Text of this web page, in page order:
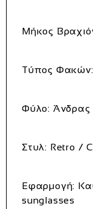
Μήκος
Τύπος Φακών:
Φύλο: Άνδρας
Στυλ: Retro /
Εφαρμογή:
sunglasses